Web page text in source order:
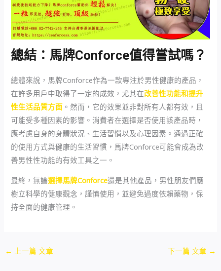
總結：馬牌Conforce值得嘗試嗎？
總體來說，馬牌Conforce作為一款專注於男性健康的產品，
在許多用戶中取得了一定的成效，尤其在改善性功能和提升
性生活品質方面 。然而，它的效果並非對所有人都有效，且
可能受多種因素的影響。消費者在選擇是否使用該產品時，
應考慮自身的身體狀況、生活習慣以及心理因素。通過正確
的使用方式與健康的生活習慣，馬牌Conforce可能會成為改
善男性性功能的有效工具之一。
最終，無論選擇馬牌Conforce還是其他產品，男性朋友們應
樹立科學的健康觀念，謹慎使用，並避免過度依賴藥物，保
持全面的健康管理。
← 上一篇 文章 下一篇 文章 →